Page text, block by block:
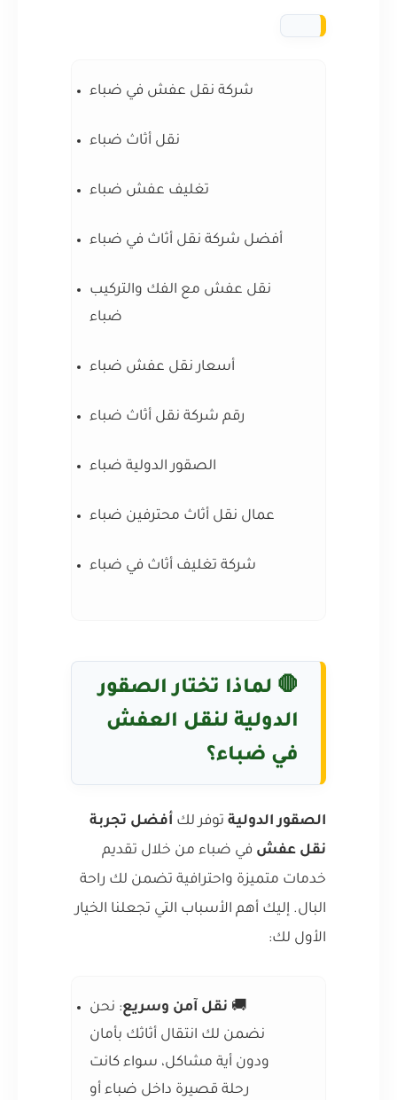
شركة نقل عفش في ضباء
نقل أثاث ضباء
تغليف عفش ضباء
أفضل شركة نقل أثاث في ضباء
نقل عفش مع الفك والتركيب
ضباء
أسعار نقل عفش ضباء
رقم شركة نقل أثاث ضباء
الصقور الدولية ضباء
عمال نقل أثاث محترفين ضباء
شركة تغليف أثاث في ضباء
🛑 لماذا تختار الصقور
الدولية لنقل العفش
في ضباء؟
الصقور الدولية توفر لك أفضل تجربة
نقل عفش في ضباء من خلال تقديم
خدمات متميزة واحترافية تضمن لك راحة
البال. إليك أهم الأسباب التي تجعلنا الخيار
الأول لك:
🚚 نقل آمن وسريع: نحن
نضمن لك انتقال أثاثك بأمان
ودون أية مشاكل، سواء كانت
رحلة قصيرة داخل ضباء أو